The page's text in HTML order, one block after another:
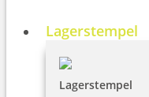
Lagerstempel
Lagerstempel